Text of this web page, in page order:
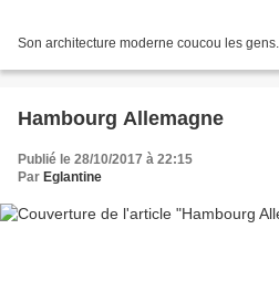
Son architecture moderne coucou les
Hambourg Allemagne
Publié le 28/10/2017 à 22:15
Par Eglantine